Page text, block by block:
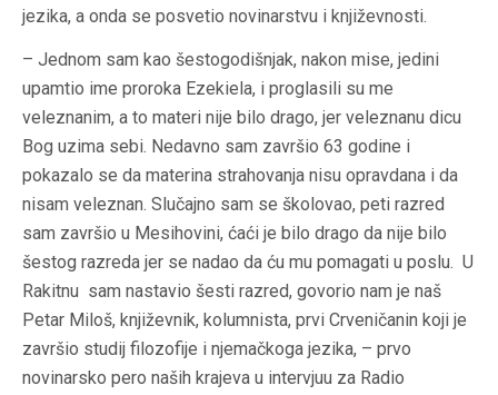
jezika, a onda se posvetio novinarstvu i književnosti.
– Jednom sam kao šestogodišnjak, nakon mise, jedini
upamtio ime proroka Ezekiela, i proglasili su me
veleznanim, a to materi nije bilo drago, jer veleznanu dicu
Bog uzima sebi. Nedavno sam završio 63 godine i
pokazalo se da materina strahovanja nisu opravdana i da
nisam veleznan. Slučajno sam se školovao, peti razred
sam završio u Mesihovini, ćaći je bilo drago da nije bilo
šestog razreda jer se nadao da ću mu pomagati u poslu. U
Rakitnu sam nastavio šesti razred, govorio nam je naš
Petar Miloš, književnik, kolumnista, prvi Crveničanin koji je
završio studij filozofije i njemačkoga jezika, – prvo
novinarsko pero naših krajeva u intervjuu za Radio